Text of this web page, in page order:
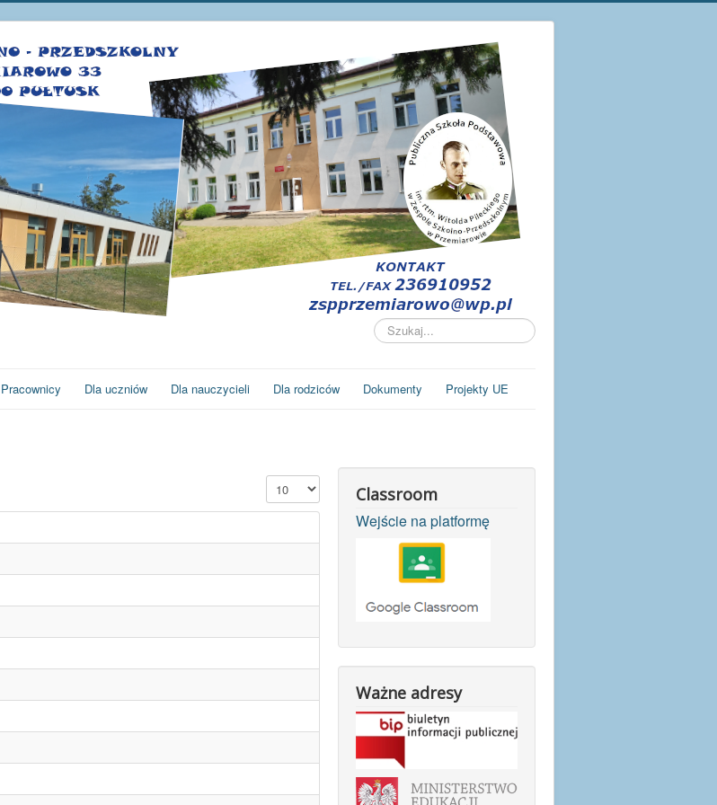
Szukaj...
Pracownicy Dla uczniów Dla nauczycieli Dla rodziców Dokumenty Projekty UE
Pokaż #
Classroom
Wejście na platformę
Ważne adresy